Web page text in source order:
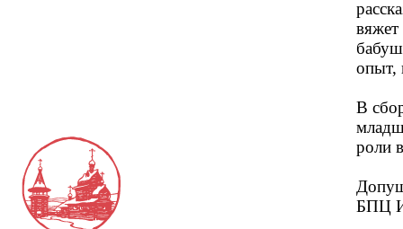
опыт,
В
роли
БПЦ